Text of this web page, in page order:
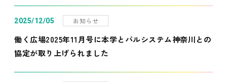
2025/12/05 お知らせ
働く広場2025年11月号に本学とパルシステム神奈川との
協定が取り上げられました